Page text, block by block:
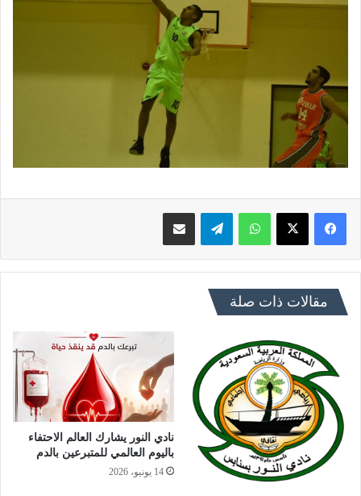
فيسبوك X واتساب تيلقرام
مقالات ذات صلة
نادي النور يشارك العالم الاحتفاء
باليوم العالمي للمتبرعين بالدم
14 يونيو، 2026